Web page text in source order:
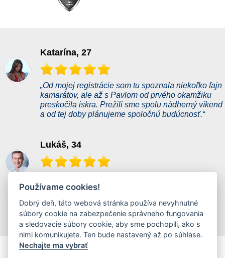
„Od mojej registrácie som tu spoznala niekoľko fajn
kamarátov, ale až s Pavlom od prvého okamžiku
preskočila iskra. Prežili sme spolu nádherný víkend
a od tej doby plánujeme spoločnú budúcnosť.“
Katarína, 27
žena, ktorá mala presne tie vlastnosti, ktoré som u
neskutočné a ona mi každý deň dokazuje, že je
všetkým čo som si mohol priať.“
Lukáš, 34
podarenyflirt.cz je najvätšia slovenská flirt zoznamka
Používame cookies!
Dobrý deň, táto webová stránka používa nevyhnutné
súbory cookie na zabezpečenie správneho fungovania
a sledovacie súbory cookie, aby sme pochopili, ako s
nimi komunikujete. Ten bude nastavený až po súhlase.
Nechajte ma vybrať